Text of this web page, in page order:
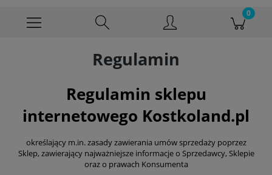
Regulamin
Regulamin sklepu
internetowego Kostkoland.pl
określający m.in. zasady zawierania umów sprzedaży poprzez
Sklep, zawierający najważniejsze informacje o Sprzedawcy, Sklepie
oraz o prawach Konsumenta